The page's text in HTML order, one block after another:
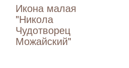
Икона малая
"Никола
Чудотворец
Можайский"